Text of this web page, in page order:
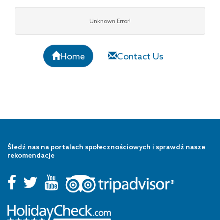
Unknown Error!
Home Contact Us
Śledź nas na portalach społecznościowych i sprawdź nasze
rekomendacje